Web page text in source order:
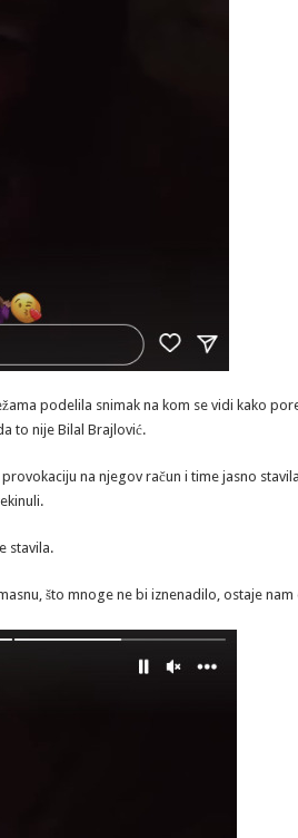
podelila snimak na kom se vidi kako
to nije Bilal Brajlović.
na njegov račun i time jasno
stavila.
što mnoge ne bi iznenadilo, ostaje